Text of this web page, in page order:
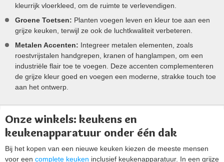
kleurrijk vloerkleed, om de ruimte te verlevendigen.
Groene Toetsen: Planten voegen leven en kleur toe aan een
grijze keuken, terwijl ze ook de luchtkwaliteit verbeteren.
Metalen Accenten: Integreer metalen elementen, zoals
roestvrijstalen handgrepen, kranen of hanglampen, om een
industriële flair toe te voegen. Deze accenten complementeren
de grijze kleur goed en voegen een moderne, strakke touch toe
aan het ontwerp.
Onze winkels: keukens en
keukenapparatuur onder één dak
Bij het kopen van een nieuwe keuken kiezen de meeste mensen
voor een complete keuken inclusief keukenapparatuur. In een grijze